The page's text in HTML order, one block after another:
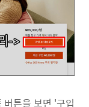
튼을 보면 '구입